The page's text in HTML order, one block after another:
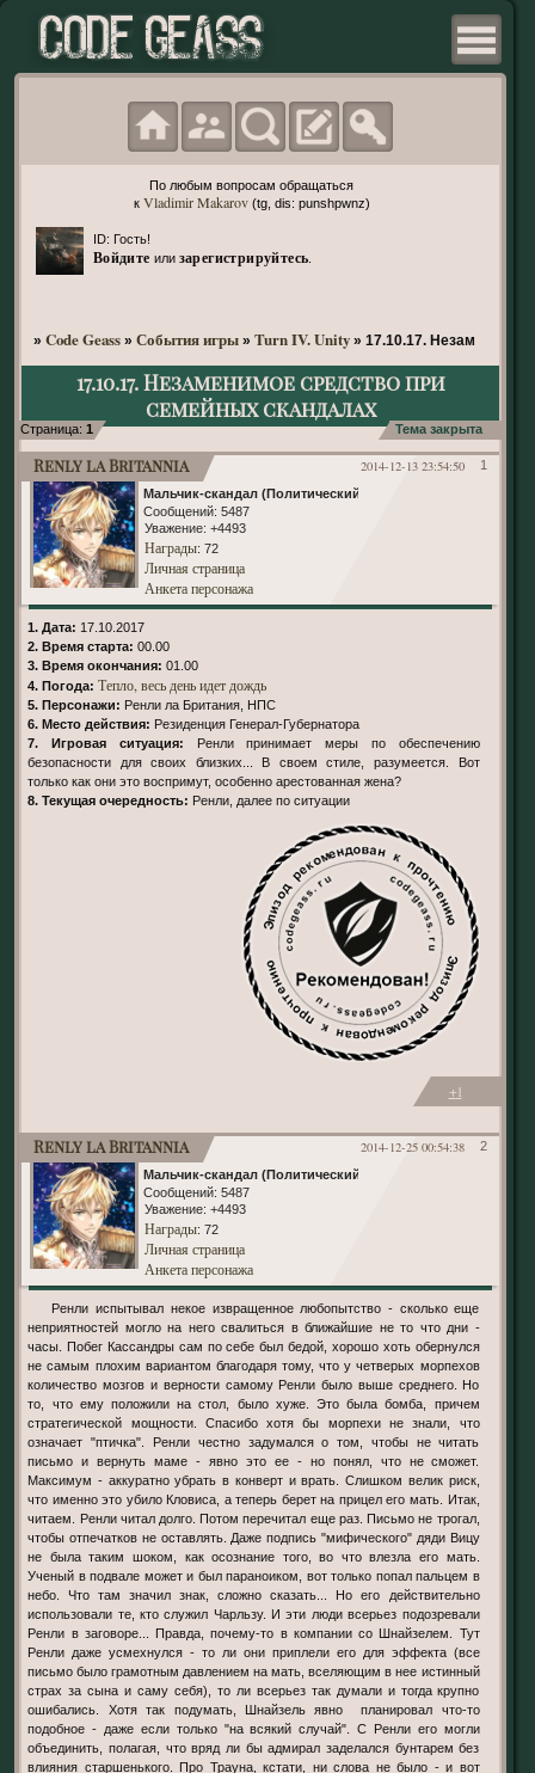
По любым вопросам обращаться
к Vladimir Makarov(tg, dis: punshpwnz)
ID: Гость!
Войдите или зарегистрируйтесь
» Code Geass » События игры » Turn IV. Unity » 17.10.17. Незаменимое
17.10.17. Незаменимое средство при
семейных скандалах
Страница: 1 Тема закрыта
1
2014-12-13 23:54:50
Renly la Britannia
Мальчик-скандал (Политический)
Сообщений: 5487
Уважение: +4493
Награды: 72
Личная страница
Анкета персонажа
1. Дата: 17.10.2017
2. Время старта: 00.00
3. Время окончания: 01.00
4. Погода: Тепло, весь день идет дождь
5. Персонажи: Ренли ла Британия, НПС
6. Место действия: Резиденция Генерал-Губернатора
7. Игровая ситуация: Ренли принимает меры по обеспечению
безопасности для своих близких... В своем стиле, разумеется. Вот
только как они это воспримут, особенно арестованная жена?
8. Текущая очередность: Ренли, далее по ситуации
+1
2
2014-12-25 00:54:38
Renly la Britannia
Мальчик-скандал (Политический)
Сообщений: 5487
Уважение: +4493
Награды: 72
Личная страница
Анкета персонажа
Ренли испытывал некое извращенное любопытство - сколько еще
неприятностей могло на него свалиться в ближайшие не то что дни -
часы. Побег Кассандры сам по себе был бедой, хорошо хоть обернулся
не самым плохим вариантом благодаря тому, что у четверых морпехов
количество мозгов и верности самому Ренли было выше среднего. Но
то, что ему положили на стол, было хуже. Это была бомба, причем
стратегической мощности. Спасибо хотя бы морпехи не знали, что
означает "птичка". Ренли честно задумался о том, чтобы не читать
письмо и вернуть маме - явно это ее - но понял, что не сможет.
Максимум - аккуратно убрать в конверт и врать. Слишком велик риск,
что именно это убило Кловиса, а теперь берет на прицел его мать. Итак,
читаем. Ренли читал долго. Потом перечитал еще раз. Письмо не трогал,
чтобы отпечатков не оставлять. Даже подпись "мифического" дяди Вицу
не была таким шоком, как осознание того, во что влезла его мать.
Ученый в подвале может и был параноиком, вот только попал пальцем в
небо. Что там значил знак, сложно сказать... Но его действительно
использовали те, кто служил Чарльзу. И эти люди всерьез подозревали
Ренли в заговоре... Правда, почему-то в компании со Шнайзелем. Тут
Ренли даже усмехнулся - то ли они приплели его для эффекта (все
письмо было грамотным давлением на мать, вселяющим в нее истинный
страх за сына и саму себя), то ли всерьез так думали и тогда крупно
ошибались. Хотя так подумать, Шнайзель явно планировал что-то
подобное - даже если только "на всякий случай". С Ренли его могли
объединить, полагая, что вряд ли бы адмирал заделался бунтарем без
влияния старшенького. Про Трауна, кстати, ни слова не было - и вот